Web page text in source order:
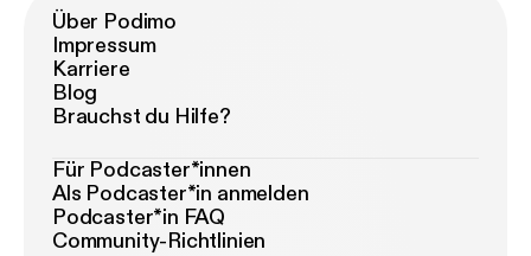
Über Podimo
Impressum
Karriere
Blog
Brauchst du Hilfe?
Für Podcaster*innen
Als Podcaster*in anmelden
Podcaster*in FAQ
Community-Richtlinien